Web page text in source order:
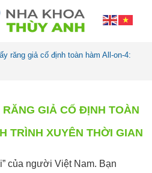
răng giả cố định toàn hàm All-on-4:
GIẢ CỐ ĐỊNH TOÀN
TRÌNH XUYÊN THỜI GIAN
của người Việt Nam. Bạn